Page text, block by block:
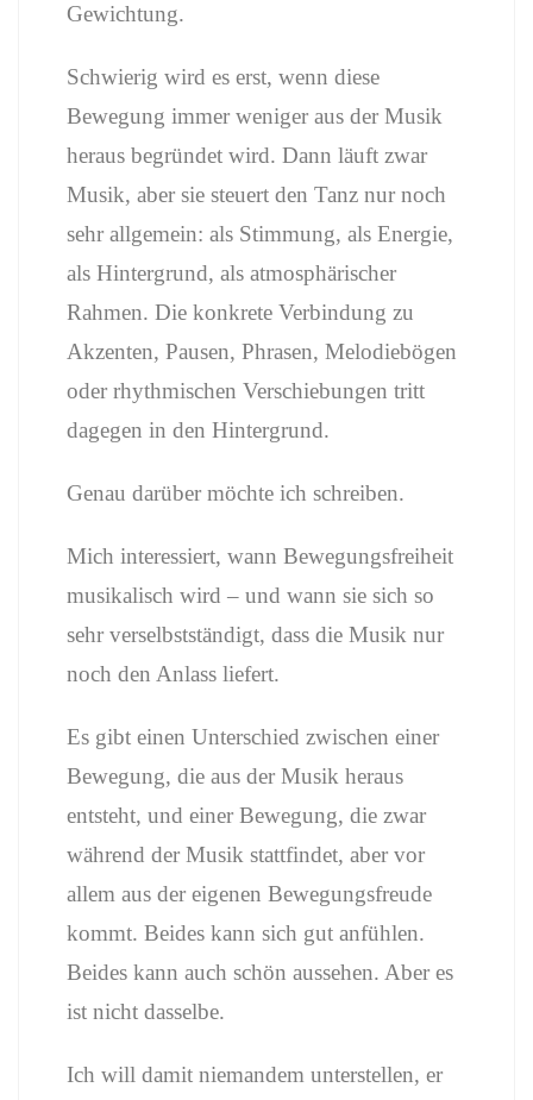
Gewichtung.
Schwierig wird es erst, wenn diese
Bewegung immer weniger aus der Musik
heraus begründet wird. Dann läuft zwar
Musik, aber sie steuert den Tanz nur noch
sehr allgemein: als Stimmung, als Energie,
als Hintergrund, als atmosphärischer
Rahmen. Die konkrete Verbindung zu
Akzenten, Pausen, Phrasen, Melodiebögen
oder rhythmischen Verschiebungen tritt
dagegen in den Hintergrund.
Genau darüber möchte ich schreiben.
Mich interessiert, wann Bewegungsfreiheit
musikalisch wird – und wann sie sich so
sehr verselbstständigt, dass die Musik nur
noch den Anlass liefert.
Es gibt einen Unterschied zwischen einer
Bewegung, die aus der Musik heraus
entsteht, und einer Bewegung, die zwar
während der Musik stattfindet, aber vor
allem aus der eigenen Bewegungsfreude
kommt. Beides kann sich gut anfühlen.
Beides kann auch schön aussehen. Aber es
ist nicht dasselbe.
Ich will damit niemandem unterstellen, er